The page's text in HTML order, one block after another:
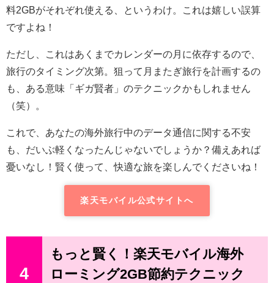
料2GBがそれぞれ使える、というわけ。これは嬉しい誤算
ですよね！
ただし、これはあくまでカレンダーの月に依存するので、
旅行のタイミング次第。狙って月またぎ旅行を計画するの
も、ある意味「ギガ賢者」のテクニックかもしれません
（笑）。
これで、あなたの海外旅行中のデータ通信に関する不安
も、だいぶ軽くなったんじゃないでしょうか？備えあれば
憂いなし！賢く使って、快適な旅を楽しんでくださいね！
楽天モバイル公式サイトへ
4
もっと賢く！楽天モバイル海外
ローミング2GB節約テクニック